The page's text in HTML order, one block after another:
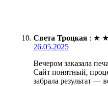
Света Троцкая : ★ ★
26.05.2025
Вечером заказала
Сайт понятный,
забрала результат —